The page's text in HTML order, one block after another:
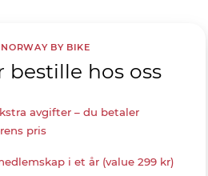
BY BIKE
bestille hos oss
avgifter – du betaler
pris
i et år (value 299 kr)